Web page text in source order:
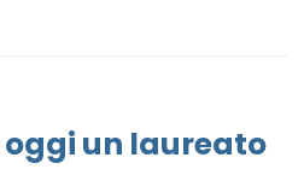
un laureato